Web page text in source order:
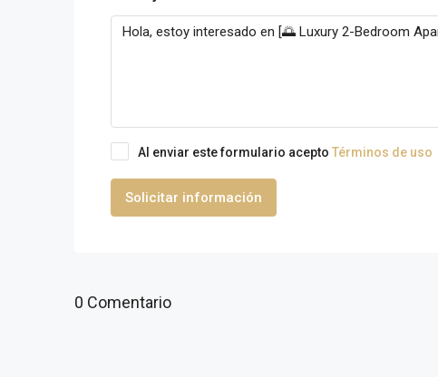
Al enviar este formulario acepto Términos de uso
Solicitar información
0 Comentario